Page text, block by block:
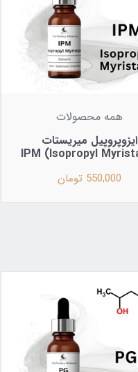
همه محصولات
ایزوپروپیل میریستات
550,000 تومان